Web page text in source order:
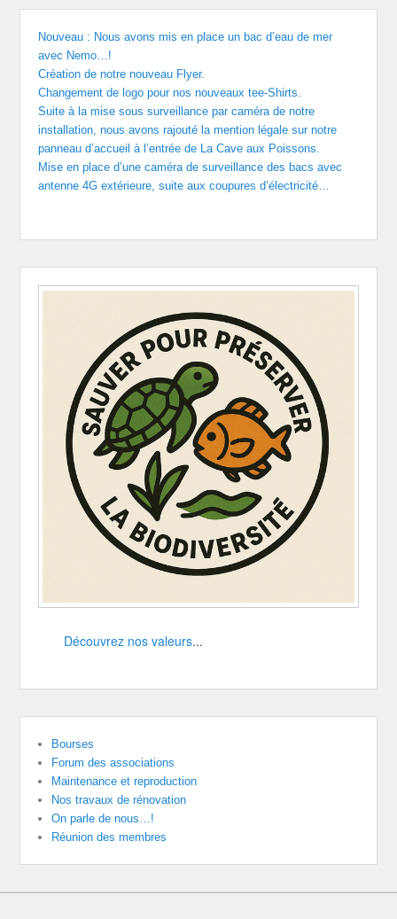
Nouveau : Nous avons mis en place un bac d’eau de mer
avec Nemo…!
Création de notre nouveau Flyer.
Changement de logo pour nos nouveaux tee-Shirts.
Suite à la mise sous surveillance par caméra de notre
installation, nous avons rajouté la mention légale sur notre
panneau d’accueil à l’entrée de La Cave aux Poissons.
Mise en place d’une caméra de surveillance des bacs avec
antenne 4G extérieure, suite aux coupures d’électricité…
Découvrez nos valeurs...
Bourses
Forum des associations
Maintenance et reproduction
Nos travaux de rénovation
On parle de nous…!
Réunion des membres